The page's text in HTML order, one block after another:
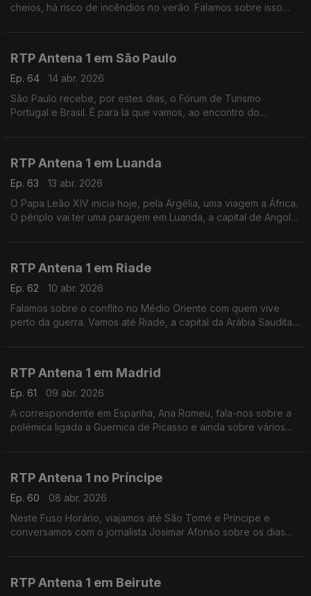
cheios, há risco de incêndios no verão. Falamos sobre isso
RTP Antena 1 em São Paulo
Ep. 64
14 abr. 2026
São Paulo recebe, por estes dias, o Fórum de Turismo
Portugal e Brasil. É para lá que vamos, ao encontro do
RTP Antena 1 em Luanda
Ep. 63
13 abr. 2026
O Papa Leão XIV inicia hoje, pela Argélia, uma viagem a África.
O périplo vai ter uma paragem em Luanda, a capital de Angola,
RTP Antena 1 em Riade
Ep. 62
10 abr. 2026
Falamos sobre o conflito no Médio Oriente com quem vive
perto da guerra. Vamos até Riade, a capital da Arábia Saudita,
RTP Antena 1 em Madrid
Ep. 61
09 abr. 2026
A correspondente em Espanha, Ana Romeu, fala-nos sobre a
polémica ligada a Guernica de Picasso e ainda sobre vários
RTP Antena 1 no Príncipe
Ep. 60
08 abr. 2026
Neste Fuso Horário, viajamos até São Tomé e Príncipe e
conversamos com o jornalista Josimar Afonso sobre os dias
RTP Antena 1 em Beirute